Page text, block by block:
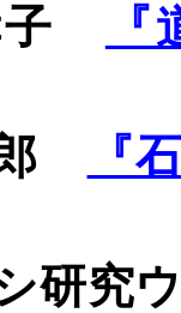
『
究